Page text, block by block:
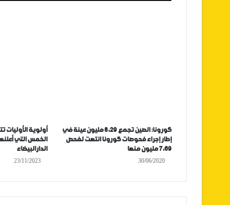
كورونا: الصين تجمع 8،29 مليون عينة في
إطار إجراء فحوصات كورونا انتهت لفحص
7،69 مليون منها
30/06/2020
أولوية الأوليات
الخمس التي
الدارالبيضاء
23/11/2023